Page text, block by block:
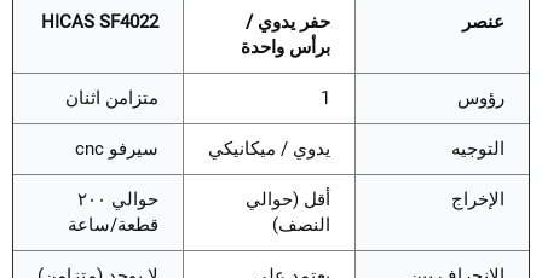
عنصر
حفر يدوي /
برأس واحدة
HICAS SF4022
رؤوس متزامن اثنان
التوجيه يدوي / ميكانيكي سيرفو cnc
الإخراج
أقل (حوالي
النصف)
حوالي ٢٠٠
قطعة/ساعة